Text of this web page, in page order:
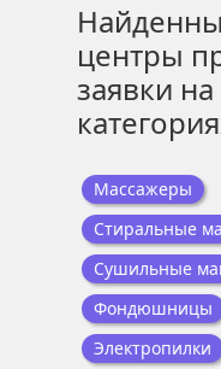
центры
заявки
Массажеры
Стиральные
Сушильные
Фондюшницы
Электропилки